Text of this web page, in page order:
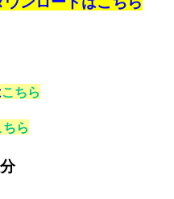
こちら
ちら